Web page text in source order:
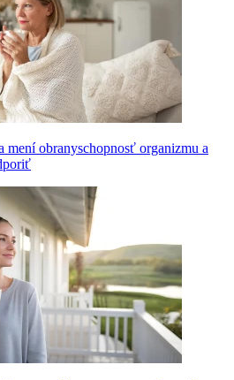
mení obranyschopnosť organizmu a